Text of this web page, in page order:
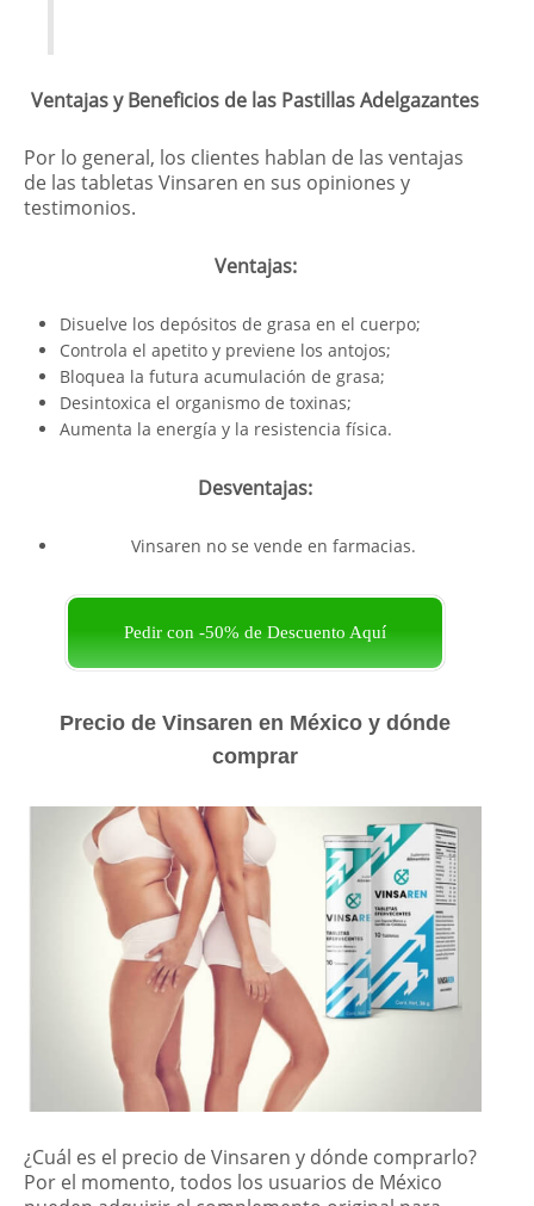
Ventajas y Beneficios de las Pastillas Adelgazantes
Por lo general, los clientes hablan de las ventajas
de las tabletas Vinsaren en sus opiniones y
testimonios.
Ventajas:
Disuelve los depósitos de grasa en el cuerpo;
Controla el apetito y previene los antojos;
Bloquea la futura acumulación de grasa;
Desintoxica el organismo de toxinas;
Aumenta la energía y la resistencia física.
Desventajas:
Vinsaren no se vende en farmacias.
Pedir con -50% de Descuento Aquí
Precio de Vinsaren en México y dónde
comprar
¿Cuál es el precio de Vinsaren y dónde comprarlo?
Por el momento, todos los usuarios de México